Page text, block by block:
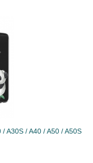
A30S / A40 / A50 / A50S